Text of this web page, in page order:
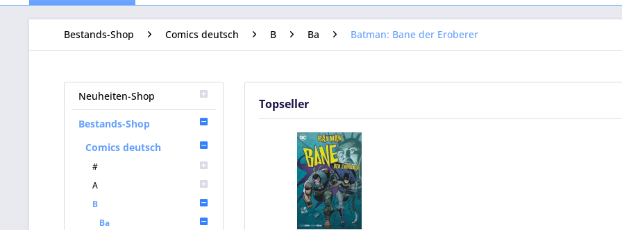
Bestands-Shop Comics deutsch B Ba Batman: Bane der Eroberer
Neuheiten-Shop
Bestands-Shop
Comics deutsch
#
A
B
Ba
Topseller